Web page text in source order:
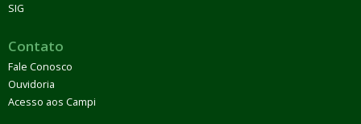
SIG
Contato
Fale Conosco
Ouvidoria
Acesso aos Campi